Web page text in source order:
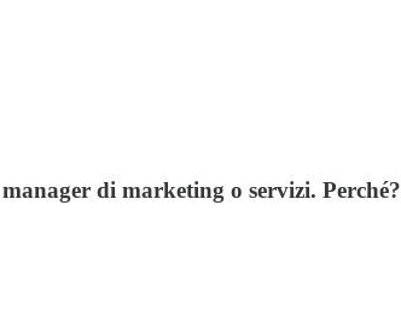
di marketing o servizi. Perché?